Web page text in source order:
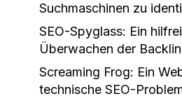
Suchmaschinen zu
SEO-Spyglass: Ein
Überwachen der
Screaming Frog: Ein
technische SEO-